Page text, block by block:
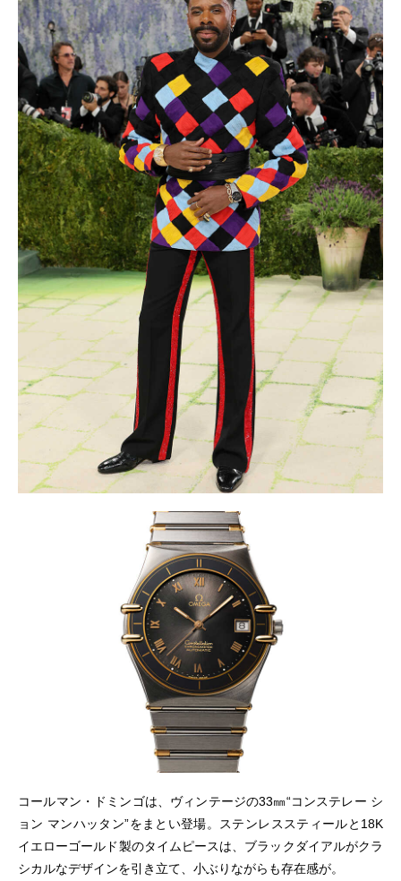
コールマン・ドミンゴは、ヴィンテージの33㎜“コンステレー シ
ョン マンハッタン”をまとい登場。ステンレススティールと18K
イエローゴールド製のタイムピースは、ブラックダイアルがクラ
シカルなデザインを引き立て、小ぶりながらも存在感が。